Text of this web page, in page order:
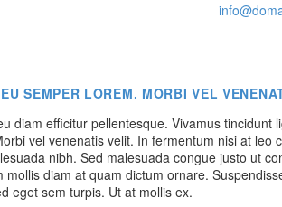
SEMPER LOREM. MORBI VEL
diam efficitur pellentesque. Vivamus
vel venenatis velit. In fermentum nisi at
nibh. Sed malesuada congue justo ut
mollis diam at quam dictum ornare.
eget sem turpis. Ut at mollis ex.